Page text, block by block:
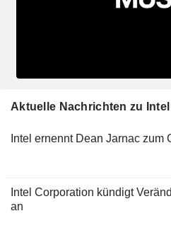
Aktuelle Nachrichten zu
Intel ernennt Dean Jarnac zum
Intel Corporation kündigt
an